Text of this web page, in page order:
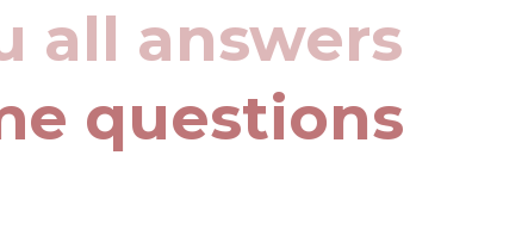
all answers
questions